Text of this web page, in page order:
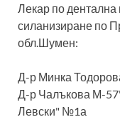
Лекар по
силанизиране по
обл.Шумен:
Д-р Минка
Д-р Чалъкова М-
Левски" №1а